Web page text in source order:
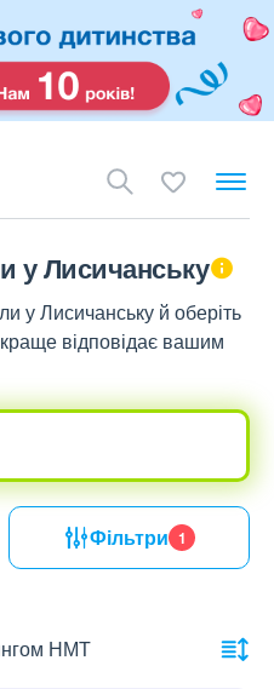
у Лисичанську
у Лисичанську й оберіть
відповідає вашим
Фільтри 1
НМТ